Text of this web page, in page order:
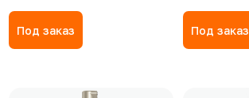
Rubber
Под заказ Под заказ